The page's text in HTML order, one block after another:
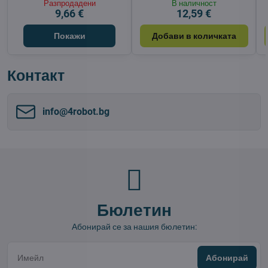
Разпродадени
9,66 €
Покажи
В наличност
12,59 €
Добави в количката
Контакт
info​@4robot​.bg
Бюлетин
Абонирай се за нашия бюлетин:
Абонирай